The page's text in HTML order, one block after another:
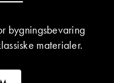
bygningsbevaring
materialer.